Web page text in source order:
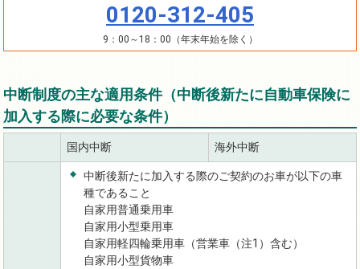
0120-312-405
9：00～18：00（年末年始を除く）
中断制度の主な適用条件（中断後新たに自動車保険に
加入する際に必要な条件）
国内中断 海外中断
中断後新たに加入する際のご契約のお車が以下の車
種であること
自家用普通乗用車
自家用小型乗用車
自家用軽四輪乗用車（営業車（注1）含む）
自家用小型貨物車